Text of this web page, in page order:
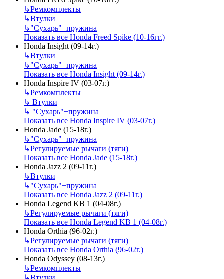
↳Ремкомплекты
↳Втулки
↳"Сухарь"+пружина
Показать все Honda Freed Spike (10-16гг.)
Honda Insight (09-14г.)
↳Втулки
↳"Сухарь"+пружина
Показать все Honda Insight (09-14г.)
Honda Inspire IV (03-07г.)
↳Ремкомплекты
↳ Втулки
↳ "Сухарь"+пружина
Показать все Honda Inspire IV (03-07г.)
Honda Jade (15-18г.)
↳"Сухарь"+пружина
↳Регулируемые рычаги (тяги)
Показать все Honda Jade (15-18г.)
Honda Jazz 2 (09-11г.)
↳Втулки
↳"Сухарь"+пружина
Показать все Honda Jazz 2 (09-11г.)
Honda Legend KB 1 (04-08г.)
↳Регулируемые рычаги (тяги)
Показать все Honda Legend KB 1 (04-08г.)
Honda Orthia (96-02г.)
↳Регулируемые рычаги (тяги)
Показать все Honda Orthia (96-02г.)
Honda Odyssey (08-13г.)
↳Ремкомплекты
↳Втулки